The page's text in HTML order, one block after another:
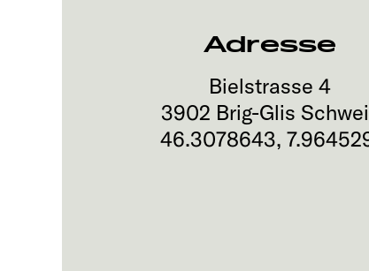
Adresse
Bielstrasse 4
3902 Brig-Glis
46.3078643,